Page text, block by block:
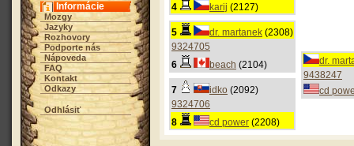
Informácie
Mozgy
Jazyky
Rozhovory
Podporte nás
Nápoveda
FAQ
Kontakt
Odkazy
Odhlásiť
4
karij (2127)
5 dr. martanek (2308)
9324705
6
beach (2104)
dr.
9438247
cd
7 idko (2092)
9324706
8
cd power (2208)